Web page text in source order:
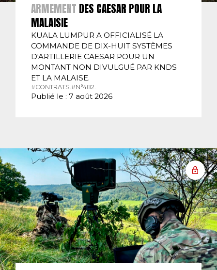
ARMEMENT DES CAESAR POUR LA
MALAISIE
KUALA LUMPUR A OFFICIALISÉ LA
COMMANDE DE DIX-HUIT SYSTÈMES
D'ARTILLERIE CAESAR POUR UN
MONTANT NON DIVULGUÉ PAR KNDS
ET LA MALAISE.
#CONTRATS. #N°482.
Publié le : 7 août 2026